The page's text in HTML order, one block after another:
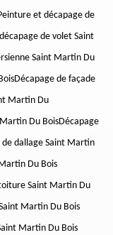
et décapage de
de volet Saint
Saint Martin Du
Décapage de façade
Martin Du
Du BoisDécapage
de dallage Saint Martin
Du Bois
Saint Martin Du
Martin Du Bois
Martin Du Bois